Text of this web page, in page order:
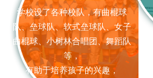
学校设了各种校队，有曲棍球
队、垒球队、软式垒球队、女子
曲棍球、小树林合唱团、舞蹈队
等，
有助于培养孩子的兴趣，